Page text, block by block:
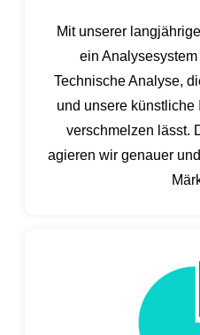
Mit unserer
ein
Technische Analyse,
und unsere
verschmelzen lässt.
agieren wir genauer